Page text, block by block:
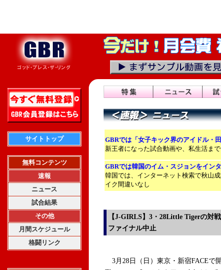
サイトトップ
無料コンテンツ
速報
ニュース
試合結果
その他
月間スケジュール
格闘リンク
GBRでは「女子キック界のアイドル・
新王者になった試合動画や、私生活ま
GBRでは韓国のイム・スジョンをイン
韓国では、インターネット検索で秋山
イク間違いなし
【J-GIRLS】3・28Little Tigerの対
ファイナル中止
3月28日（日）東京・新宿FACEで